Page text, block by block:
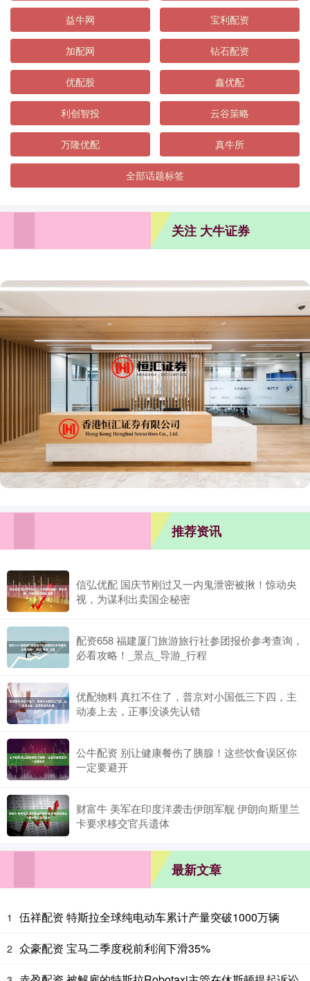
益牛网 宝利配资
加配网 钻石配资
优配股 鑫优配
利创智投 云谷策略
万隆优配 真牛所
全部话题标签
关注 大牛证券
推荐资讯
信弘优配 国庆节刚过又一内鬼泄密被揪！惊动央
视，为谋利出卖国企秘密
配资658 福建厦门旅游旅行社参团报价参考查询，
必看攻略！_景点_导游_行程
优配物料 真扛不住了，普京对小国低三下四，主
动凑上去，正事没谈先认错
公牛配资 别让健康餐伤了胰腺！这些饮食误区你
一定要避开
财富牛 美军在印度洋袭击伊朗军舰 伊朗向斯里兰
卡要求移交官兵遗体
最新文章
1 伍祥配资 特斯拉全球纯电动车累计产量突破1000万辆
2 众豪配资 宝马二季度税前利润下滑35%